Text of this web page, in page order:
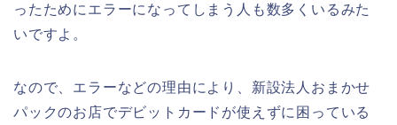
ったためにエラーになってしまう人も数多くいるみた
いですよ。
なので、エラーなどの理由により、新設法人おまかせ
パックのお店でデビットカードが使えずに困っている